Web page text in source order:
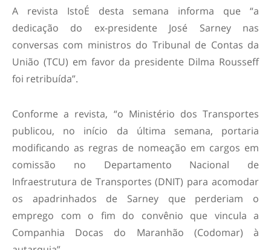
A revista IstoÉ desta semana informa que “a
dedicação do ex-presidente José Sarney nas
conversas com ministros do Tribunal de Contas da
União (TCU) em favor da presidente Dilma Rousseff
foi retribuída”.
Conforme a revista, “o Ministério dos Transportes
publicou, no início da última semana, portaria
modificando as regras de nomeação em cargos em
comissão no Departamento Nacional de
Infraestrutura de Transportes (DNIT) para acomodar
os apadrinhados de Sarney que perderiam o
emprego com o fim do convênio que vincula a
Companhia Docas do Maranhão (Codomar) à